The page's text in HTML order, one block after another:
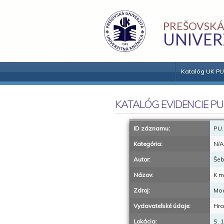
Katalóg UK PU
KATALÓG EVIDENCIE
ID záznamu:
Kategória: N/A
Autor:
Názov: K
Zdroj:
Vydavateľské údaje:
Lokácia: S.